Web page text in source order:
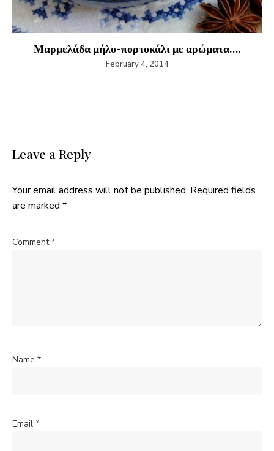
Μαρμελάδα μήλο-πορτοκάλι με αρώματα….
February 4, 2014
Leave a Reply
Your email address will not be published. Required fields
are marked *
Comment*
Name *
Email *